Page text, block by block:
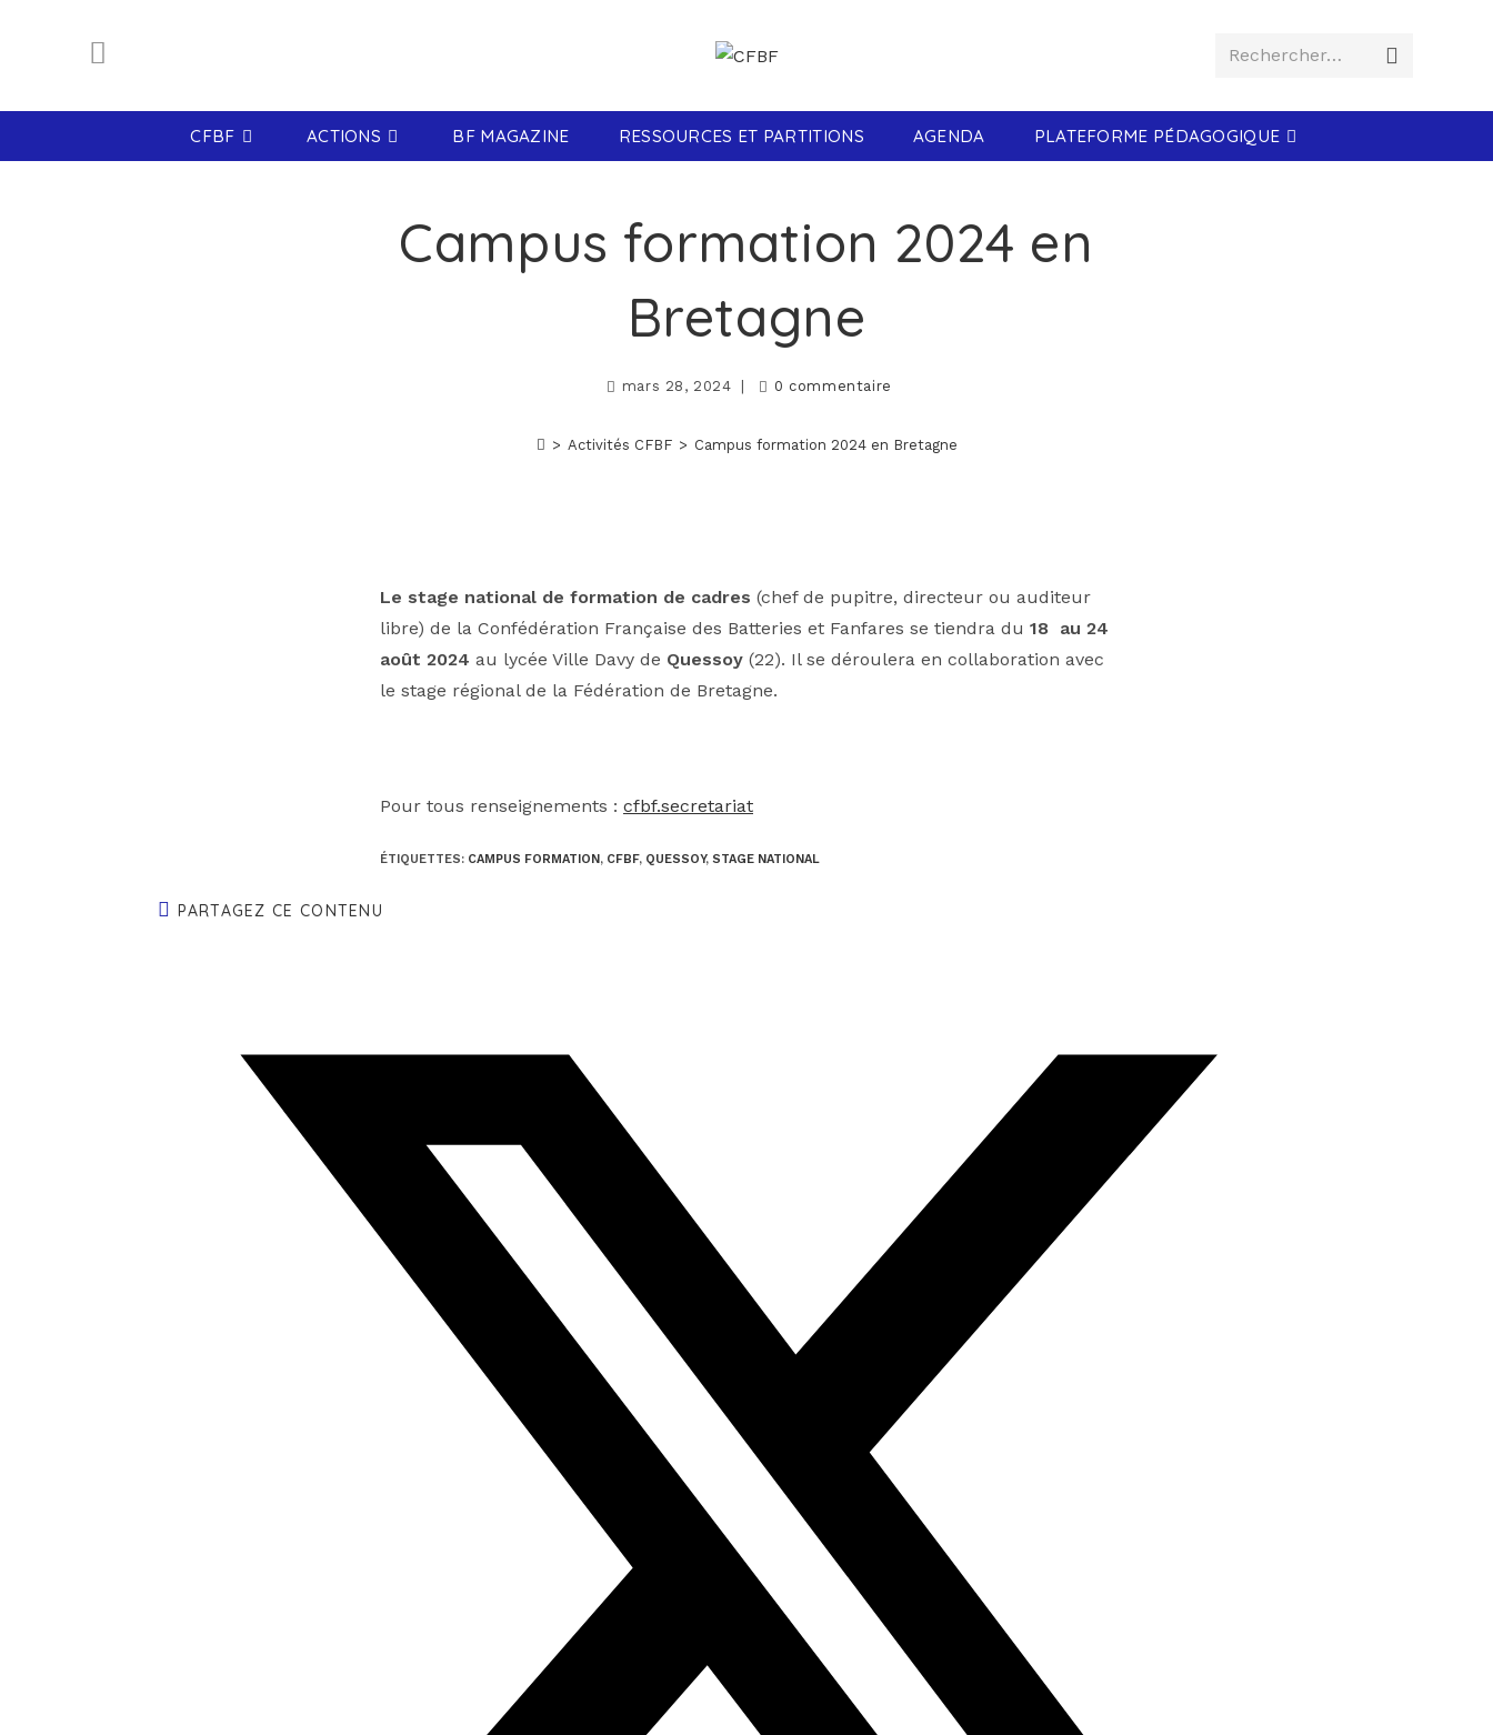
Rechercher…
CFBF ACTIONS BF MAGAZINE RESSOURCES ET PARTITIONS AGENDA PLATEFORME PÉDAGOGIQUE
Campus formation 2024 en
Bretagne
mars 28, 2024 0 commentaire
> Activités CFBF > Campus formation 2024 en Bretagne
Le stage national de formation de cadres (chef de pupitre, directeur ou auditeur
libre) de la Confédération Française des Batteries et Fanfares se tiendra du 18 au 24
août 2024 au lycée Ville Davy de Quessoy (22). Il se déroulera en collaboration avec
le stage régional de la Fédération de Bretagne.
Pour tous renseignements : cfbf.secretariat
ÉTIQUETTES: CAMPUS FORMATION, CFBF, QUESSOY, STAGE NATIONAL
PARTAGEZ CE CONTENU